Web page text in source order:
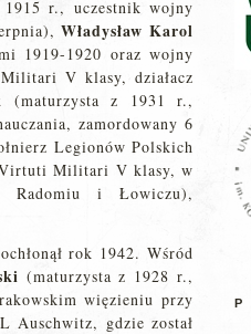
r., uczestnik wojny
Władysław Karol
1919-1920 oraz wojny
V klasy, działacz
(maturzysta z 1931 r.,
zamordowany 6
Legionów Polskich
Virtuti Militari V klasy, w
Radomiu i Łowiczu),
rok 1942. Wśród
(maturzysta z 1928 r.,
więzieniu przy
Auschwitz, gdzie został
P